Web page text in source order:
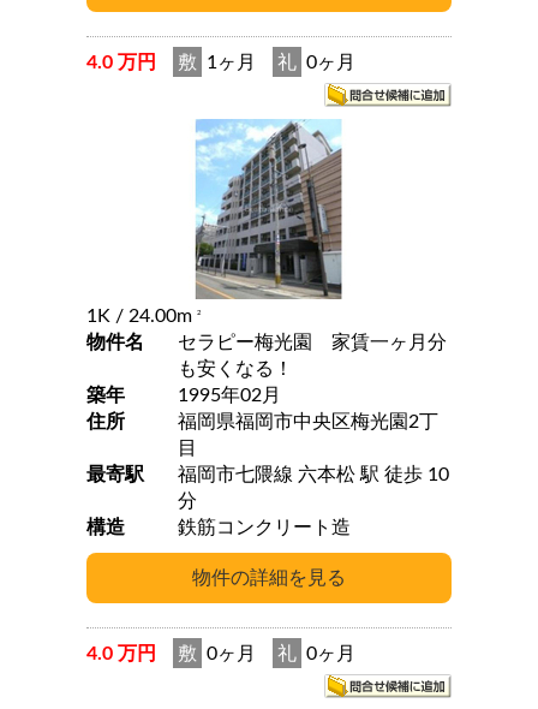
4.0 万円 敷 1ヶ月 礼 0ヶ月
1K / 24.00m 2
物件名
セラピー梅光園 家賃一ヶ月分
も安くなる！
築年
1995年02月
住所
福岡県福岡市中央区梅光園2丁
目
最寄駅
福岡市七隈線 六本松 駅 徒歩 10
分
構造
鉄筋コンクリート造
4.0 万円 敷 0ヶ月 礼 0ヶ月